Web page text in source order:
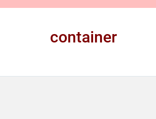
container